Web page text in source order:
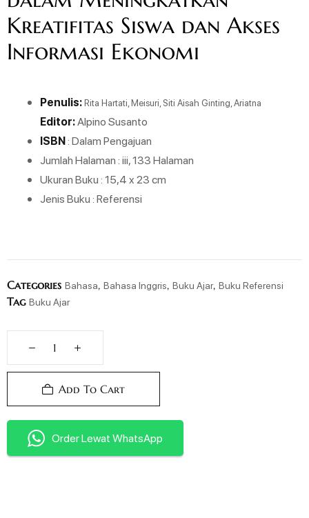
Kreatifitas Siswa dan Akses
Informasi Ekonomi
Penulis:Rita Hartati, Meisuri, Siti Aisah Ginting, Ariatna
Editor:Alpino Susanto
ISBN: Dalam Pengajuan
Jumlah Halaman : iii, 133 Halaman
Ukuran Buku : 15,4 x 23 cm
Jenis Buku : Referensi
Categories Bahasa, Bahasa Inggris, Buku Ajar, Buku Referensi
Tag Buku Ajar
Add To Cart
Order Lewat WhatsApp